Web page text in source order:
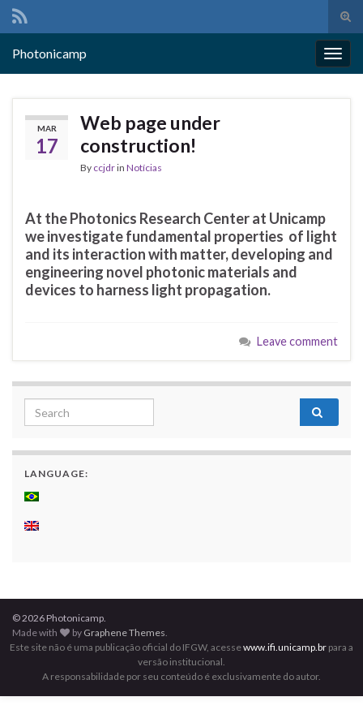
Photonicamp
MAR
17
Web page under
construction!
By ccjdrin Notícias
At the Photonics Research Center at Unicamp
we investigate fundamental properties of light
and its interaction with matter, developing and
engineering novel photonic materials and
devices to harness light propagation.
Leave comment
Search for:
LANGUAGE:
© 2026 Photonicamp.
Made with
by Graphene Themes.
Este site não é uma publicação oficial do IFGW, acessewww.ifi.unicamp.br para a
versão institucional.
A responsabilidade por seu conteúdo é exclusivamente do autor.